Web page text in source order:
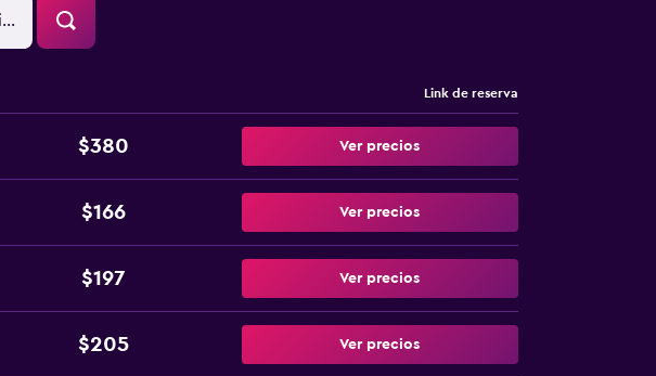
Link de reserva
$380 Ver precios
$166 Ver precios
$197 Ver precios
$205 Ver precios